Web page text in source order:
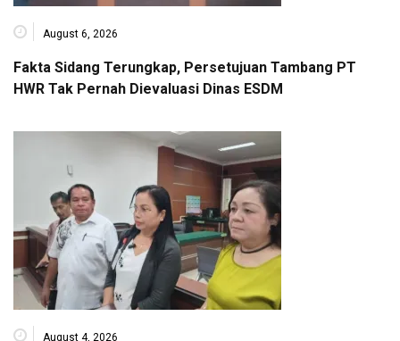
August 6, 2026
Fakta Sidang Terungkap, Persetujuan Tambang PT
HWR Tak Pernah Dievaluasi Dinas ESDM
August 4, 2026